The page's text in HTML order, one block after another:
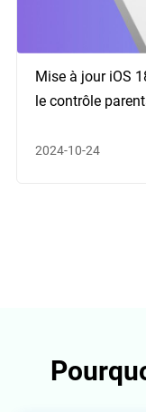
Mise à jour iOS
le contrôle
2024-10-24